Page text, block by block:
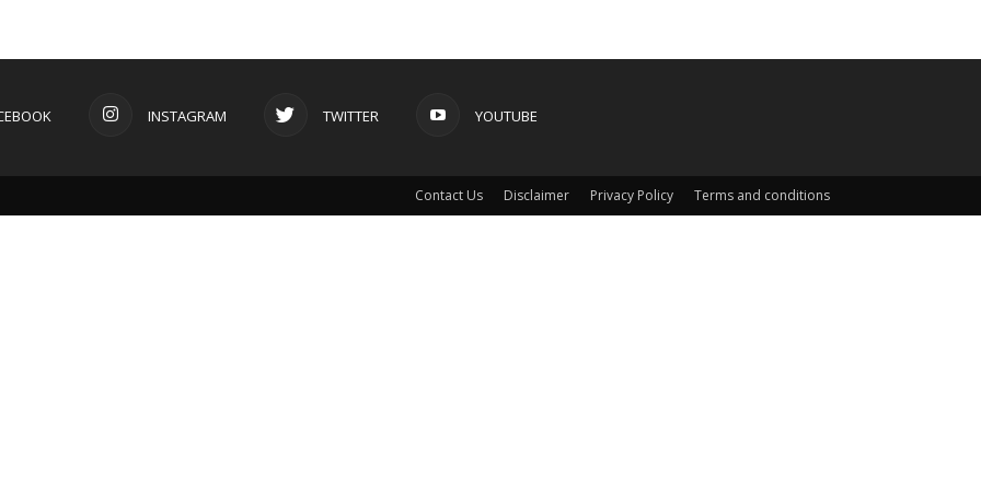
INSTAGRAM TWITTER YOUTUBE
Contact Us Disclaimer Privacy Policy Terms and conditions